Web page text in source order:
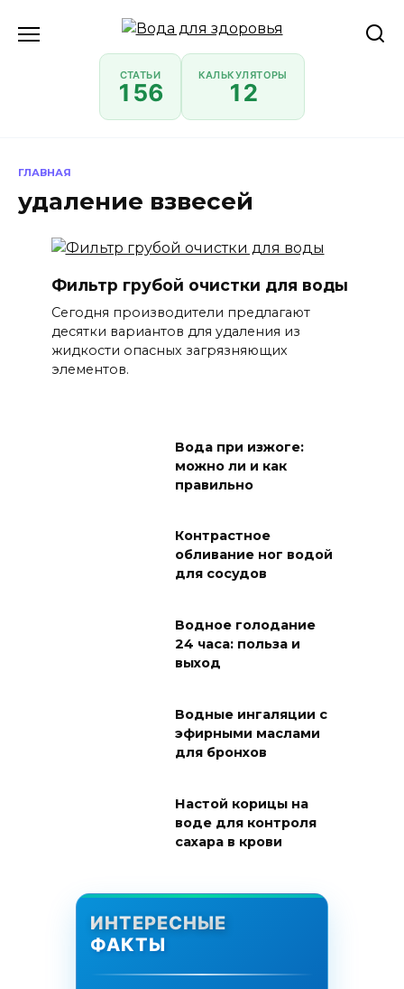
СТАТЬИ
156
КАЛЬКУЛЯТОРЫ
12
ГЛАВНАЯ
удаление взвесей
Фильтр грубой очистки для воды
Сегодня производители предлагают
десятки вариантов для удаления из
жидкости опасных загрязняющих
элементов.
Вода при изжоге:
можно ли и как
правильно
Контрастное
обливание ног водой
для сосудов
Водное голодание
24 часа: польза и
выход
Водные ингаляции с
эфирными маслами
для бронхов
Настой корицы на
воде для контроля
сахара в крови
ИНТЕРЕСНЫЕ
ФАКТЫ